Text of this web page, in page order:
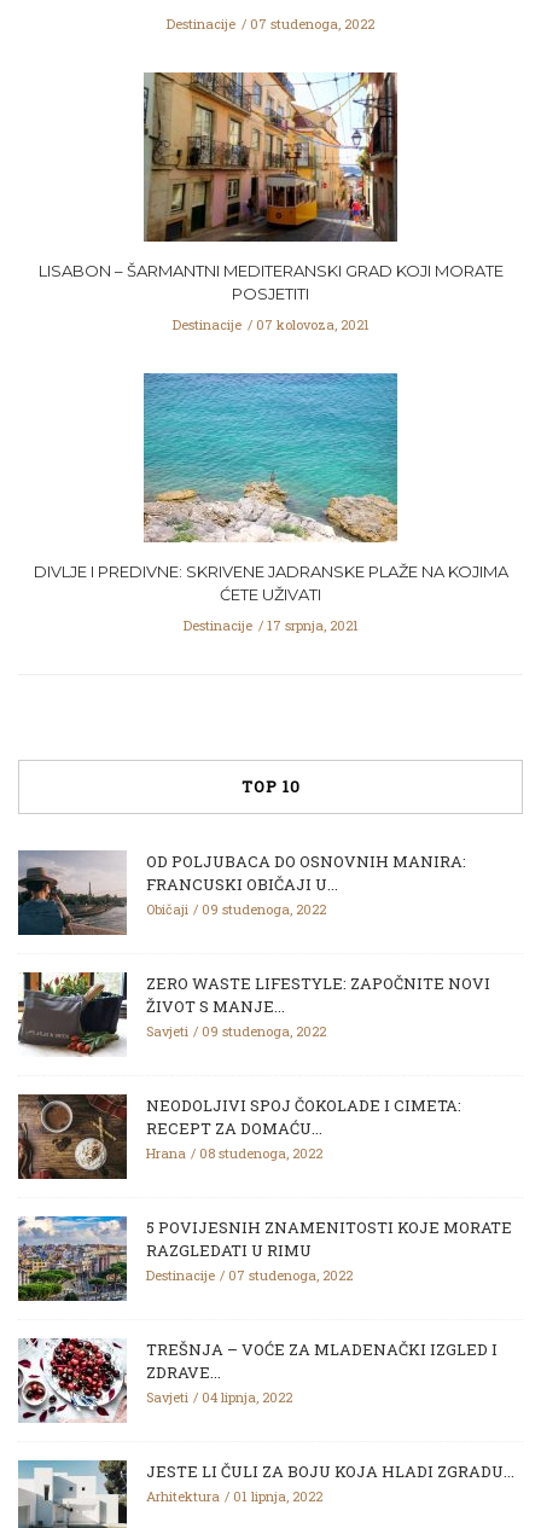
Destinacije 07 studenoga, 2022
LISABON – ŠARMANTNI MEDITERANSKI GRAD KOJI MORATE
POSJETITI
Destinacije 07 kolovoza, 2021
DIVLJE I PREDIVNE: SKRIVENE JADRANSKE PLAŽE NA KOJIMA
ĆETE UŽIVATI
Destinacije 17 srpnja, 2021
TOP 10
OD POLJUBACA DO OSNOVNIH MANIRA:
FRANCUSKI OBIČAJI U...
Običaji 09 studenoga, 2022
ZERO WASTE LIFESTYLE: ZAPOČNITE NOVI
ŽIVOT S MANJE...
Savjeti 09 studenoga, 2022
NEODOLJIVI SPOJ ČOKOLADE I CIMETA:
RECEPT ZA DOMAĆU...
Hrana 08 studenoga, 2022
5 POVIJESNIH ZNAMENITOSTI KOJE MORATE
RAZGLEDATI U RIMU
Destinacije 07 studenoga, 2022
TREŠNJA – VOĆE ZA MLADENAČKI IZGLED I
ZDRAVE...
Savjeti 04 lipnja, 2022
JESTE LI ČULI ZA BOJU KOJA HLADI ZGRADU...
Arhitektura 01 lipnja, 2022